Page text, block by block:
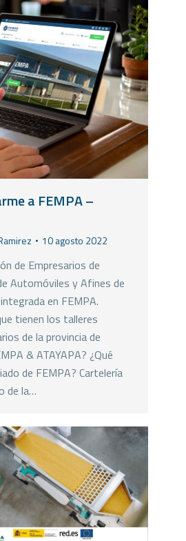
a FEMPA –
10 agosto 2022
de Empresarios de
Automóviles y Afines de
en FEMPA.
tienen los talleres
de la provincia de
& ATAYAPA? ¿Qué
de FEMPA? Cartelería
de la…